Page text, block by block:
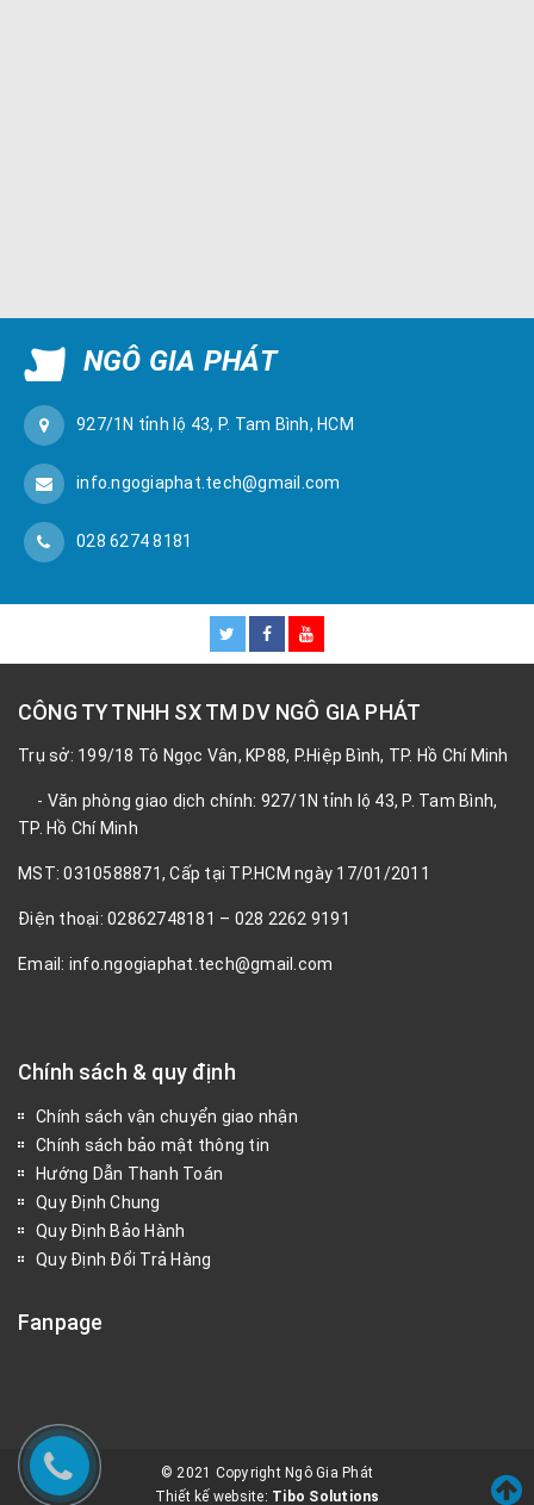
NGÔ GIA PHÁT
927/1N tỉnh lộ 43, P. Tam Bình, HCM
info.ngogiaphat.tech@gmail.com
028 6274 8181
CÔNG TY TNHH SX TM DV NGÔ GIA PHÁT
Trụ sở: 199/18 Tô Ngọc Vân, KP88, P.Hiệp Bình, TP. Hồ Chí Minh
- Văn phòng giao dịch chính: 927/1N tỉnh lộ 43, P. Tam Bình,
TP. Hồ Chí Minh
MST: 0310588871, Cấp tại TP.HCM ngày 17/01/2011
Điện thoại: 02862748181 – 028 2262 9191
Email: info.ngogiaphat.tech@gmail.com
Chính sách & quy định
Chính sách vận chuyển giao nhận
Chính sách bảo mật thông tin
Hướng Dẫn Thanh Toán
Quy Định Chung
Quy Định Bảo Hành
Quy Định Đổi Trả Hàng
Fanpage
© 2021 Copyright Ngô Gia Phát
Thiết kế website: Tibo Solutions